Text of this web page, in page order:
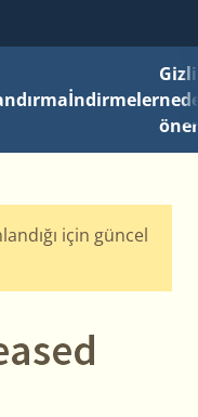
İndirmeler
için güncel